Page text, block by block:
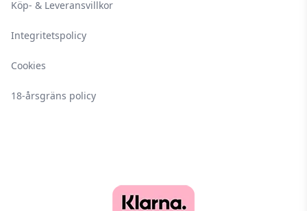
Köp- & Leveransvillkor
Integritetspolicy
Cookies
18-årsgräns policy